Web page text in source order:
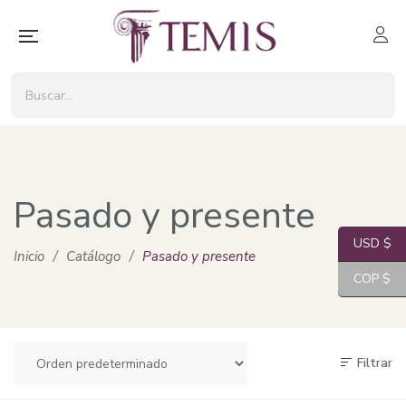
Pasado y presente
Inicio / Catálogo / Pasado y presente
Filtrar
USD $
COP $